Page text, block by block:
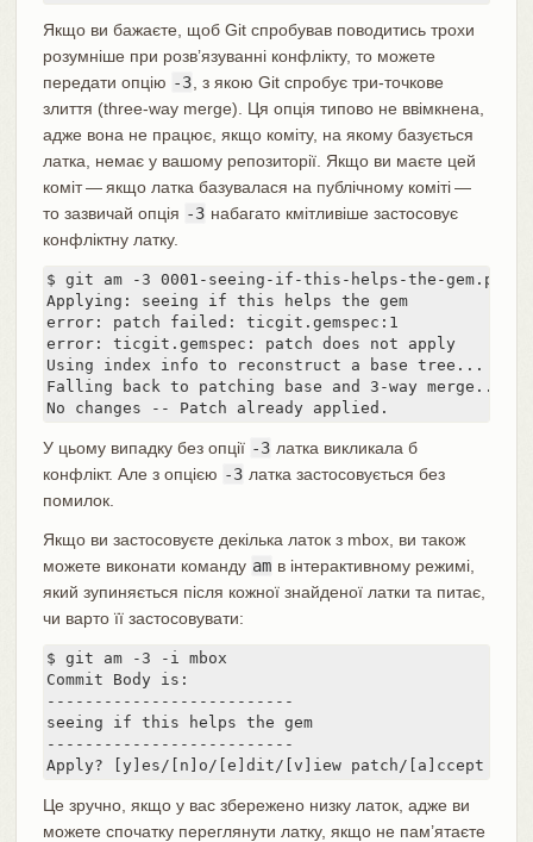
Якщо ви бажаєте, щоб Git спробував поводитись трохи
розумніше при розв’язуванні конфлікту, то можете
передати опцію -3 , з якою Git спробує три-точкове
злиття (three-way merge). Ця опція типово не ввімкнена,
адже вона не працює, якщо коміту, на якому базується
латка, немає у вашому репозиторії. Якщо ви маєте цей
коміт — якщо латка базувалася на публічному коміті —
то зазвичай опція -3 набагато кмітливіше застосовує
конфліктну латку.
$ git am -3 0001-seeing-if-this-helps-the-gem.patch
Applying: seeing if this helps the gem
error: patch failed: ticgit.gemspec:1
error: ticgit.gemspec: patch does not apply
Using index info to reconstruct a base tree...
Falling back to patching base and 3-way merge...
No changes -- Patch already applied.
У цьому випадку без опції -3 латка викликала б
конфлікт. Але з опцією -3 латка застосовується без
помилок.
Якщо ви застосовуєте декілька латок з mbox, ви також
можете виконати команду am в інтерактивному режимі,
який зупиняється після кожної знайденої латки та питає,
чи варто її застосовувати:
$ git am -3 -i mbox
Commit Body is:
--------------------------
seeing if this helps the gem
--------------------------
Apply? [y]es/[n]o/[e]dit/[v]iew patch/[a]ccept all
Це зручно, якщо у вас збережено низку латок, адже ви
можете спочатку переглянути латку, якщо не пам’ятаєте